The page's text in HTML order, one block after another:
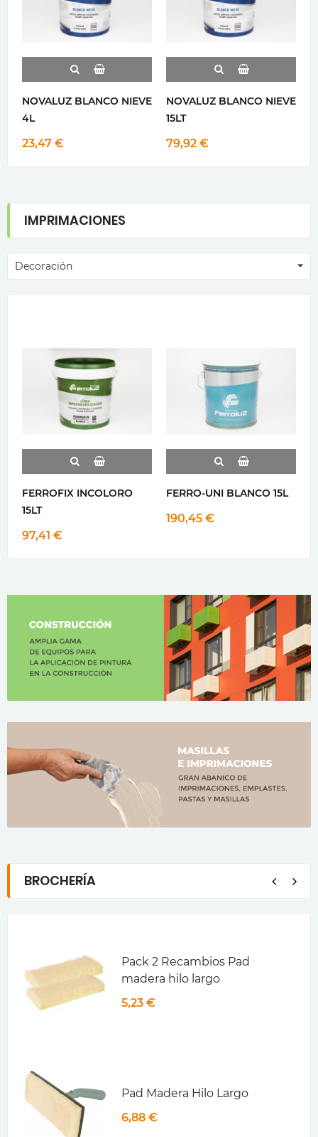
NOVALUZ BLANCO NIEVE
4L
23,47 €
NOVALUZ BLANCO NIEVE
15LT
79,92 €
IMPRIMACIONES
Decoración
FERROFIX INCOLORO
15LT
97,41 €
FERRO-UNI BLANCO 15L
190,45 €
BROCHERÍA
Pack 2 Recambios Pad
madera hilo largo
5,23 €
Pad Madera Hilo Largo
6,88 €